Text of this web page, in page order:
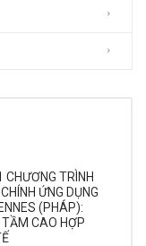
CHƯƠNG TRÌNH
ỨNG DỤNG
(PHÁP):
CAO HỢP